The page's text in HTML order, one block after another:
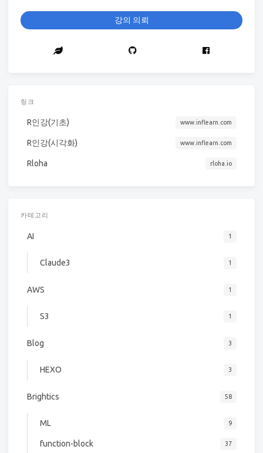
강의 의뢰
링크
R인강(기초) www.inflearn.com
R인강(시각화) www.inflearn.com
Rloha rloha.io
카테고리
AI 1
Claude3 1
AWS 1
S3 1
Blog 3
HEXO 3
Brightics 58
ML 9
function-block 37